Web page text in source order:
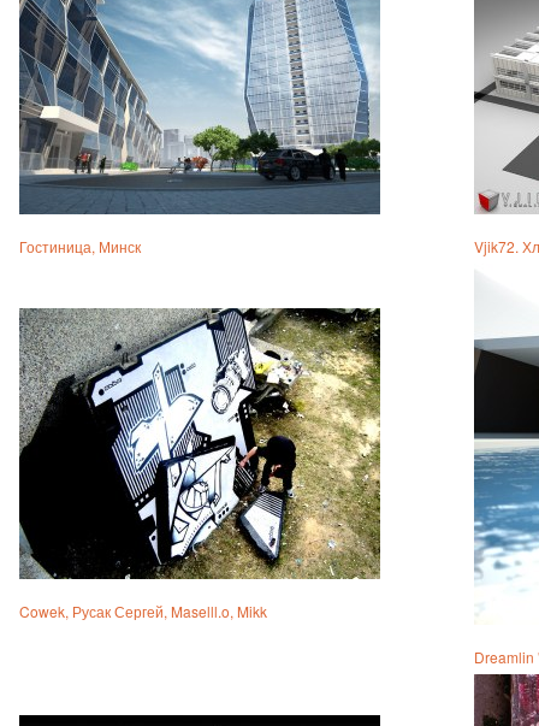
Гостиница, Минск Vjik72.
Cowek, Русак Сергей, Maselll.o, Mikk
Dreamlin